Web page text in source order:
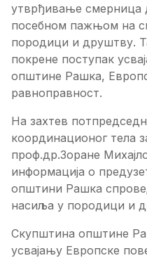
утврђивање смерница
посебном пажњом на
породици и друштву.
покрене поступак
општине Рашка,
равноправност.
На захтев
координационог тела
проф.др.Зоране
информација о
општини Рашка
насиља у породици и
Скупштина општине
усвајању Европске